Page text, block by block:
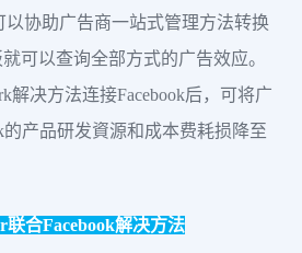
以协助广告商一站式管理方法转换
可以查询全部方式的广告效应。
解决方法连接Facebook后，可将广
产品研发資源和成本费耗损降至
联合Facebook解决方法